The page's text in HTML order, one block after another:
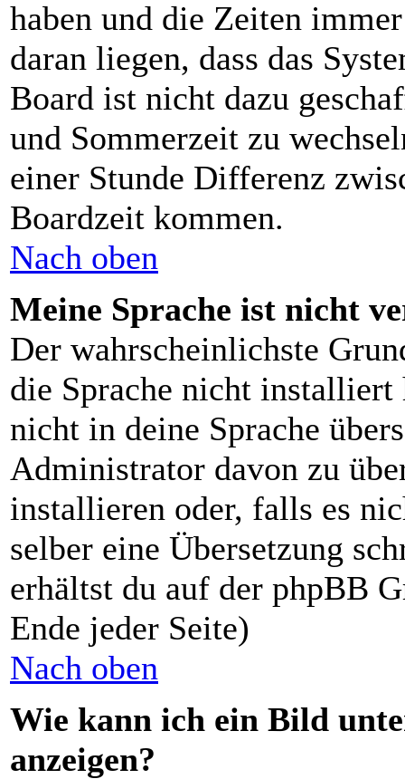
haben und die Zeiten
daran liegen, dass das
Board ist nicht dazu
und Sommerzeit zu
einer Stunde Differenz
Boardzeit kommen.
Nach oben
Meine Sprache ist nicht
Der wahrscheinlichste
die Sprache nicht installiert
nicht in deine Sprache
Administrator davon zu
installieren oder, falls es
selber eine Übersetzung
erhältst du auf der phpBB
Ende jeder Seite)
Nach oben
Wie kann ich ein Bild
anzeigen?